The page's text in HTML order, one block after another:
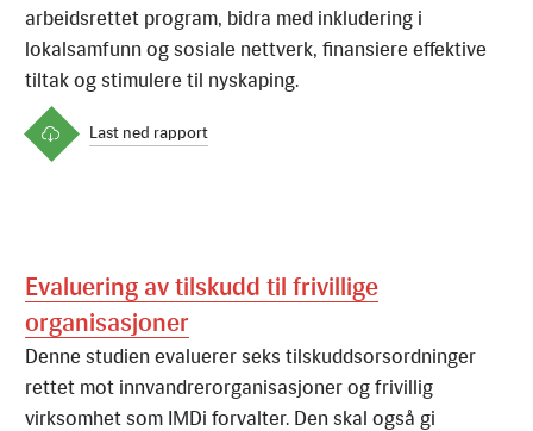
arbeidsrettet program, bidra med ink udering i
oka samfunn og sosia e nettverk, fnansiere efektive
ti tak og stimu ere ti nyskaping.
Last ned rapport
Evaluering av tilskudd til frivillige
organisasjoner
Denne studien eva uerer seks ti skuddsorsordninger
rettet mot innvandrerorganisasjoner og frivi ig
virksomhet som M Di forva ter. Den ska også gi